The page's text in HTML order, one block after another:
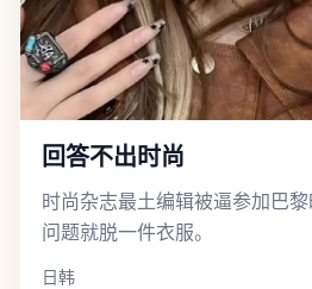
回答不出时尚
时尚杂志最土编辑被逼参加巴
问题就脱一件衣服。
日韩